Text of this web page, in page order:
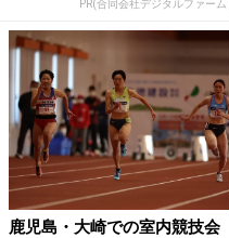
PR(合同会社デジタルファーム
鹿児島・大崎での室内競技会